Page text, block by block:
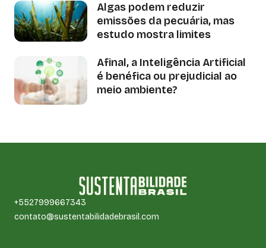
Algas podem reduzir
emissões da pecuária, mas
estudo mostra limites
Afinal, a Inteligência Artificial
é benéfica ou prejudicial ao
meio ambiente?
+5527999667343
contato@sustentabilidadebrasil.com